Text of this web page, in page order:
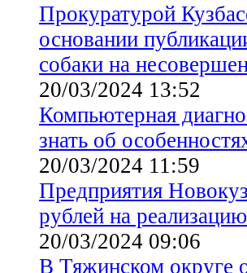
Прокуратурой
основании
собаки на
20/03/2024 13:52
Компьютерная
знать об
20/03/2024 11:59
Предприятия
рублей на
20/03/2024 09:06
В Тяжинском округе